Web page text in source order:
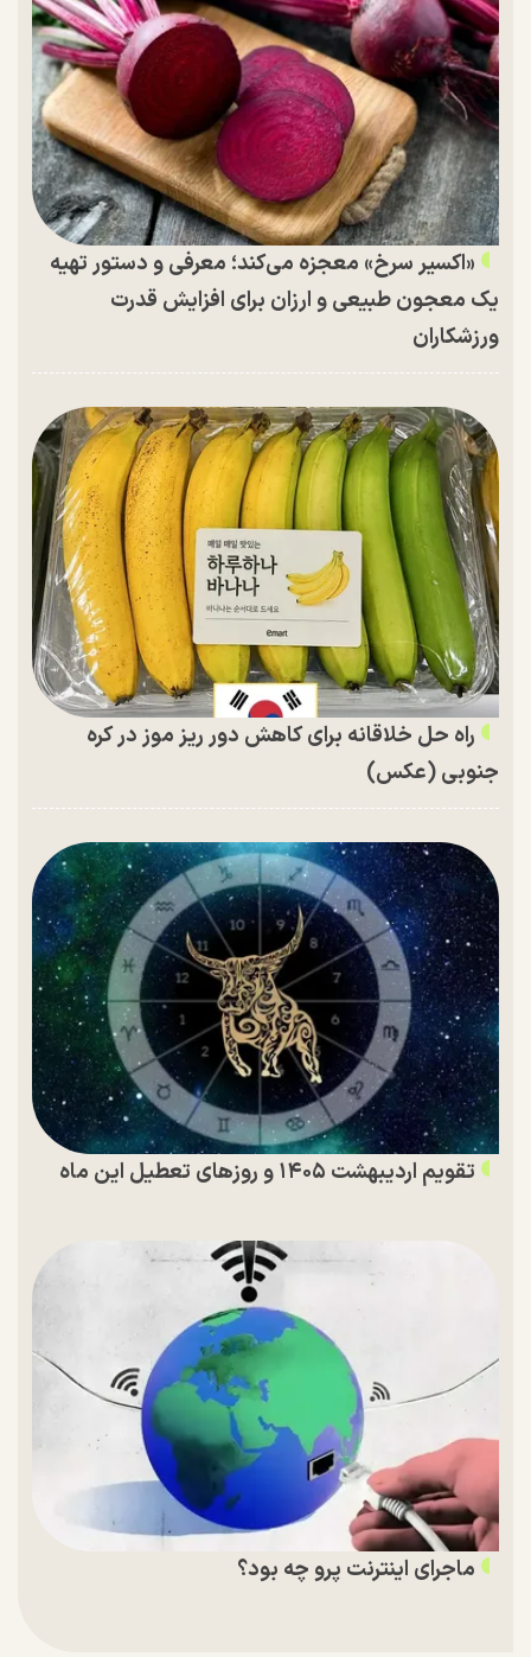
«اکسیر سرخ» معجزه می‌کند؛ معرفی و دستور تهیه
یک معجون طبیعی و ارزان برای افزایش قدرت
ورزشکاران
راه حل خلاقانه برای کاهش دور ریز موز در کره
جنوبی (عکس)
تقویم اردیبهشت ۱۴۰۵ و روز‌های تعطیل این ماه
ماجرای اینترنت پرو چه بود؟